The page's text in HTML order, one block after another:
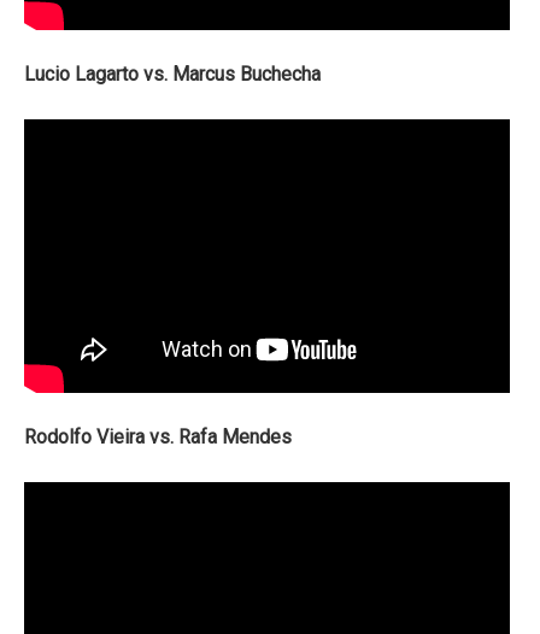
Lucio Lagarto vs. Marcus Buchecha
Rodolfo Vieira vs. Rafa Mendes